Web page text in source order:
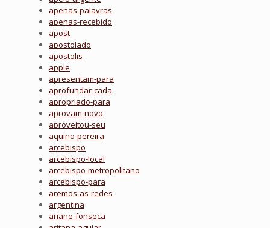
apenas-palavras
apenas-recebido
apost
apostolado
apostolis
apple
apresentam-para
aprofundar-cada
apropriado-para
aprovam-novo
aproveitou-seu
aquino-pereira
arcebispo
arcebispo-local
arcebispo-metropolitano
arcebispo-para
aremos-as-redes
argentina
ariane-fonseca